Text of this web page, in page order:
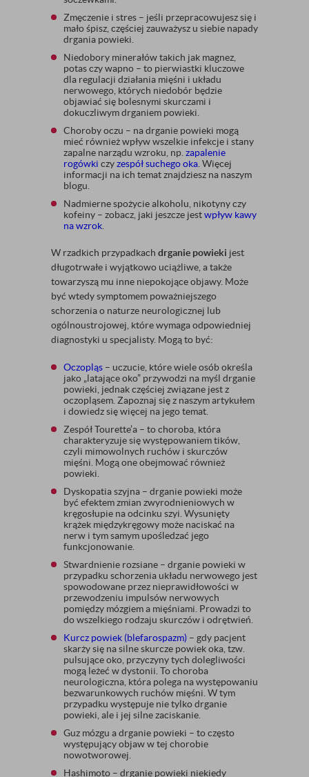
Zmęczenie i stres – jeśli przepracowujesz się i
mało śpisz, częściej zauważysz u siebie napady
drgania powieki.
Niedobory minerałów takich jak magnez,
potas czy wapno – to pierwiastki kluczowe
dla regulacji działania mięśni i układu
nerwowego, których niedobór będzie
objawiać się bolesnymi skurczami i
dokuczliwym drganiem powieki.
Choroby oczu – na drganie powieki mogą
mieć również wpływ wszelkie infekcje i stany
zapalne narządu wzroku, np.zapalenie
rogówki czyzespół suchego oka. Więcej
informacji na ich temat znajdziesz na naszym
blogu.
Nadmierne spożycie alkoholu, nikotyny czy
kofeiny – zobacz, jaki jeszcze jestwpływ kawy
na wzrok.
W rzadkich przypadkach drganie powieki jest
długotrwałe i wyjątkowo uciążliwe, a także
towarzyszą mu inne niepokojące objawy. Może
być wtedy symptomem poważniejszego
schorzenia o naturze neurologicznej lub
ogólnoustrojowej, które wymaga odpowiedniej
diagnostyki u specjalisty. Mogą to być:
Oczopląs – uczucie, które wiele osób określa
jako „latające oko” przywodzi na myśl drganie
powieki, jednak częściej związane jest z
oczopląsem. Zapoznaj się z naszym artykułem
i dowiedz się więcej na jego temat.
Zespół Tourette’a – to choroba, która
charakteryzuje się występowaniem tików,
czyli mimowolnych ruchów i skurczów
mięśni. Mogą one obejmować również
powieki.
Dyskopatia szyjna – drganie powieki może
być efektem zmian zwyrodnieniowych w
kręgosłupie na odcinku szyi. Wysunięty
krążek międzykręgowy może naciskać na
nerw i tym samym upośledzać jego
funkcjonowanie.
Stwardnienie rozsiane – drganie powieki w
przypadku schorzenia układu nerwowego jest
spowodowane przez nieprawidłowości w
przewodzeniu impulsów nerwowych
pomiędzy mózgiem a mięśniami. Prowadzi to
do wszelkiego rodzaju skurczów i odrętwień.
Kurcz powiek (blefarospazm) – gdy pacjent
skarży się na silne skurcze powiek oka, tzw.
pulsujące oko, przyczyny tych dolegliwości
mogą leżeć w dystonii. To choroba
neurologiczna, która polega na występowaniu
bezwarunkowych ruchów mięśni. W tym
przypadku występuje nie tylko drganie
powieki, ale i jej silne zaciskanie.
Guz mózgu a drganie powieki – to często
występujący objaw w tej chorobie
nowotworowej.
Hashimoto – drganie powieki niekiedy